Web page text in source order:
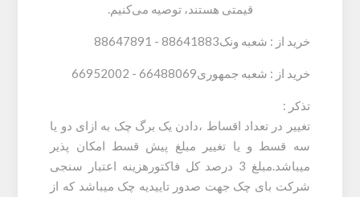
قیمتی هستند، توصیه می‌کنیم.
خرید از : شعبه ونک88641883 - 88647891
خرید از : شعبه جمهوری66488069 - 66952002
تذکر :
تغییر در تعداد اقساط ،دادن یک برگ چک به ازای دو یا
سه قسط و یا تغییر مبلغ پیش قسط امکان پذیر
میباشد.مبلغ 3 درصد کل فاکتورهزینه اعتبار سنجی
شرکت بای چک جهت صدور تاییدیه چک میباشد که از